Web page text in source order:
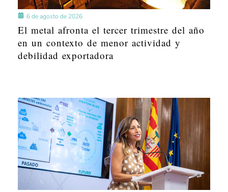
6 de agosto de 2026
El metal afronta el tercer trimestre del año
en un contexto de menor actividad y
debilidad exportadora